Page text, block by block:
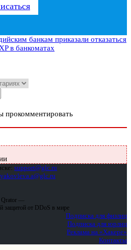
банкам приказали отказаться
в банкоматах
прокомментировать
support@glc.ru
yakovleva.a@glc.ru
Qrator —
защитой от DDoS в мире
Подписка для физлиц
Подписка для юрлиц
Реклама на «Хакере»
Контакты